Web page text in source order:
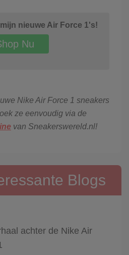
nieuwe Air Force 1's!
Nu
Nike Air Force 1 sneakers
ze eenvoudig via de
van Sneakerswereld.nl!
Blogs
achter de Nike Air